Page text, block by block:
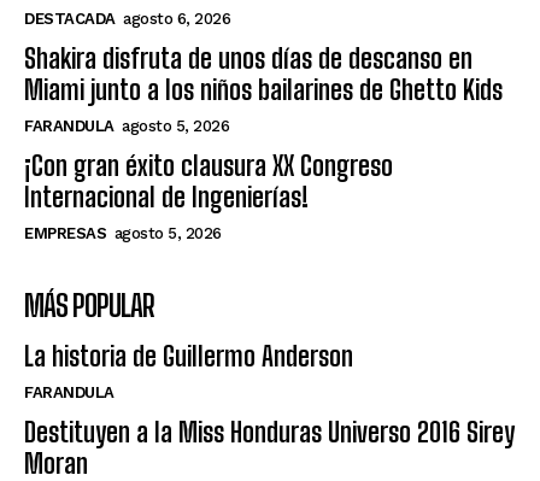
DESTACADA agosto 6, 2026
Shakira disfruta de unos días de descanso en
Miami junto a los niños bailarines de Ghetto Kids
FARANDULA agosto 5, 2026
¡Con gran éxito clausura XX Congreso
Internacional de Ingenierías!
EMPRESAS agosto 5, 2026
MÁS POPULAR
La historia de Guillermo Anderson
FARANDULA
Destituyen a la Miss Honduras Universo 2016 Sirey
Moran